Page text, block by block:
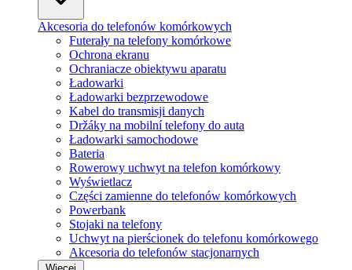
Akcesoria do telefonów komórkowych
Futerały na telefony komórkowe
Ochrona ekranu
Ochraniacze obiektywu aparatu
Ładowarki
Ładowarki bezprzewodowe
Kabel do transmisji danych
Držáky na mobilní telefony do auta
Ładowarki samochodowe
Bateria
Rowerowy uchwyt na telefon komórkowy
Wyświetlacz
Części zamienne do telefonów komórkowych
Powerbank
Stojaki na telefony
Uchwyt na pierścionek do telefonu komórkowego
Akcesoria do telefonów stacjonarnych